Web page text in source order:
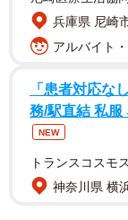
「ドラム式洗濯
防止引き出しス
挟まるので閉ま
今は器用になっ
じゃないよ。
ネットの叡智の
兵庫県 尼崎
アルバイト
「患者対応な
務/駅直結 私服
NEW
トランスコスモ
神奈川県 横